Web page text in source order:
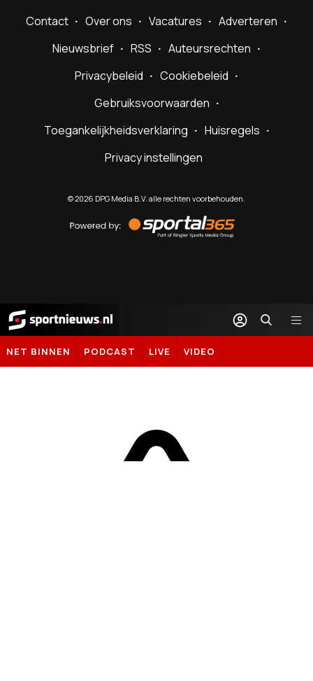
Contact Over ons Vacatures
Adverteren
Nieuwsbrief
RSS
Auteursrechten
Privacybeleid
Cookiebeleid
Gebruiksvoorwaarden
Toegankelijkheidsverklaring
Huisregels
Privacy instellingen
©2026 DPG Media B.V. alle rechten voorbehouden.
by
Sportal365
Sportnieuws.nl
NET BINNEN PODCAST LIVE VIDEO